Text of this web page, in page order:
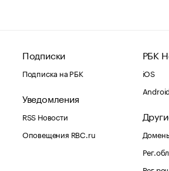
Подписки
Подписка на РБК
Уведомления
RSS Новости
Оповещения RBC.ru
РБК
iOS